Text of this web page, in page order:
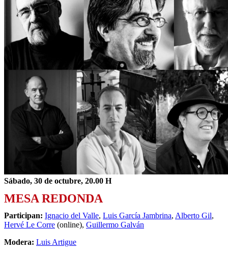
Sábado, 30 de octubre, 20.00 H
MESA REDONDA
Participan: Ignacio del Valle, Luis García Jambrina, Alberto Gil,
Hervé Le Corre (online), Guillermo Galván
Modera: Luis Artigue